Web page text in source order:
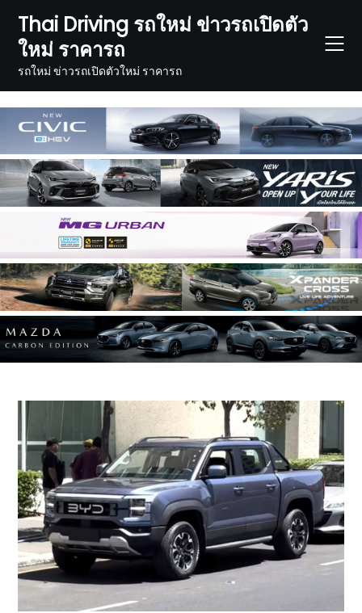
content
Thai Driving รถใหม่ ข่าวรถเปิดตัว
ใหม่ ราคารถ
รถใหม่ ข่าวรถเปิดตัวใหม่ ราคารถ